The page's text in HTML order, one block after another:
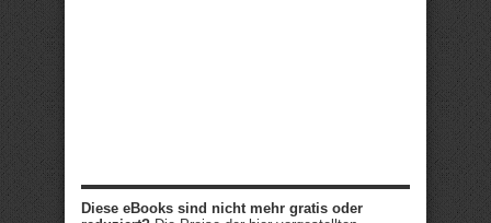
Diese eBooks sind nicht mehr gratis oder